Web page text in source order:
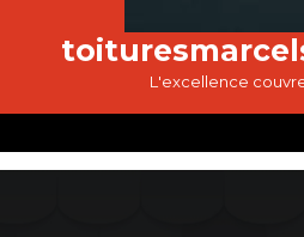
L'excellence